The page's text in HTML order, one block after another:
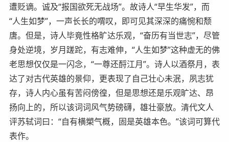
遭贬谪。诚及“报国欲死无战场”。故诗人“早生华发”，而
“人生如梦”，一声长长的喟叹，即可见其深深的痛惋和颓
唐。但是，诗人毕竟性格旷达乐观，“奋历有当世志”，尽管
身处逆境，岁月蹉跎，有志难伸，“人生如梦”这种虚无的佛
老思想仅仅是一闪念，“一尊还酹江月”。诗人以酒祭月，表
达了对古代英雄的景仰，更表现了自己壮心未泯，夙志犹
存，诗人内心虽有苦闷傍徨，但是思想还是乐观旷达、昂
扬向上的，所以该词词风气势磅礴，雄壮豪放。清代文人
评苏轼词曰：“自有横槊气概，固是英雄本色。”该词可算代
表作。